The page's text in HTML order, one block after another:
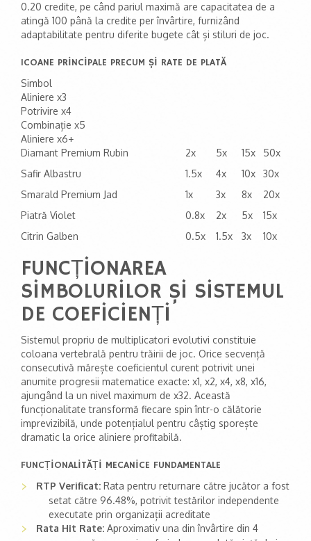
0.20 credite, pe când pariul maximă are capacitatea de a
atingă 100 până la credite per învârtire, furnizând
adaptabilitate pentru diferite bugete cât și stiluri de joc.
ICOANE PRINCIPALE PRECUM ȘI RATE DE PLATĂ
Simbol
Aliniere x3
Potrivire x4
Combinație x5
Aliniere x6+
Diamant Premium Rubin
2x 5x 15x
50x
Safir Albastru
1.5x 4x 10x
30x
Smarald Premium Jad
1x 3x 8x
20x
Piatră Violet
0.8x 2x 5x
15x
Citrin Galben
0.5x 1.5x 3x 10x
FUNCȚIONAREA
SIMBOLURILOR ȘI SISTEMUL
DE COEFICIENȚI
Sistemul propriu de multiplicatori evolutivi constituie
coloana vertebrală pentru trăirii de joc. Orice secvență
consecutivă mărește coeficientul curent potrivit unei
anumite progresii matematice exacte: x1, x2, x4, x8, x16,
ajungând la un nivel maximum de x32. Această
funcționalitate transformă fiecare spin într-o călătorie
imprevizibilă, unde potențialul pentru câștig sporește
dramatic la orice aliniere profitabilă.
FUNCȚIONALITĂȚI MECANICE FUNDAMENTALE
RTP Verificat: Rata pentru returnare către jucător a fost
setat către 96.48%, potrivit testărilor independente
executate prin organizații acreditate
Rata Hit Rate: Aproximativ una din învârtire din 4